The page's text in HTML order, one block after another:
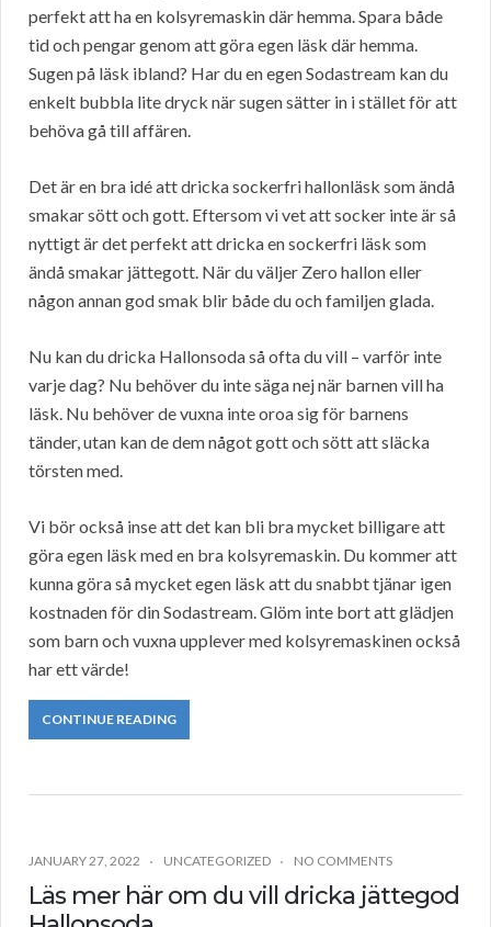
perfekt att ha en kolsyremaskin där hemma. Spara både
tid och pengar genom att göra egen läsk där hemma.
Sugen på läsk ibland? Har du en egen Sodastream kan du
enkelt bubbla lite dryck när sugen sätter in i stället för att
behöva gå till affären.
Det är en bra idé att dricka sockerfri hallonläsk som ändå
smakar sött och gott. Eftersom vi vet att socker inte är så
nyttigt är det perfekt att dricka en sockerfri läsk som
ändå smakar jättegott. När du väljer Zero hallon eller
någon annan god smak blir både du och familjen glada.
Nu kan du dricka Hallonsoda så ofta du vill – varför inte
varje dag? Nu behöver du inte säga nej när barnen vill ha
läsk. Nu behöver de vuxna inte oroa sig för barnens
tänder, utan kan de dem något gott och sött att släcka
törsten med.
Vi bör också inse att det kan bli bra mycket billigare att
göra egen läsk med en bra kolsyremaskin. Du kommer att
kunna göra så mycket egen läsk att du snabbt tjänar igen
kostnaden för din Sodastream. Glöm inte bort att glädjen
som barn och vuxna upplever med kolsyremaskinen också
har ett värde!
CONTINUE READING
JANUARY 27, 2022 UNCATEGORIZED NO COMMENTS
Läs mer här om du vill dricka jättegod